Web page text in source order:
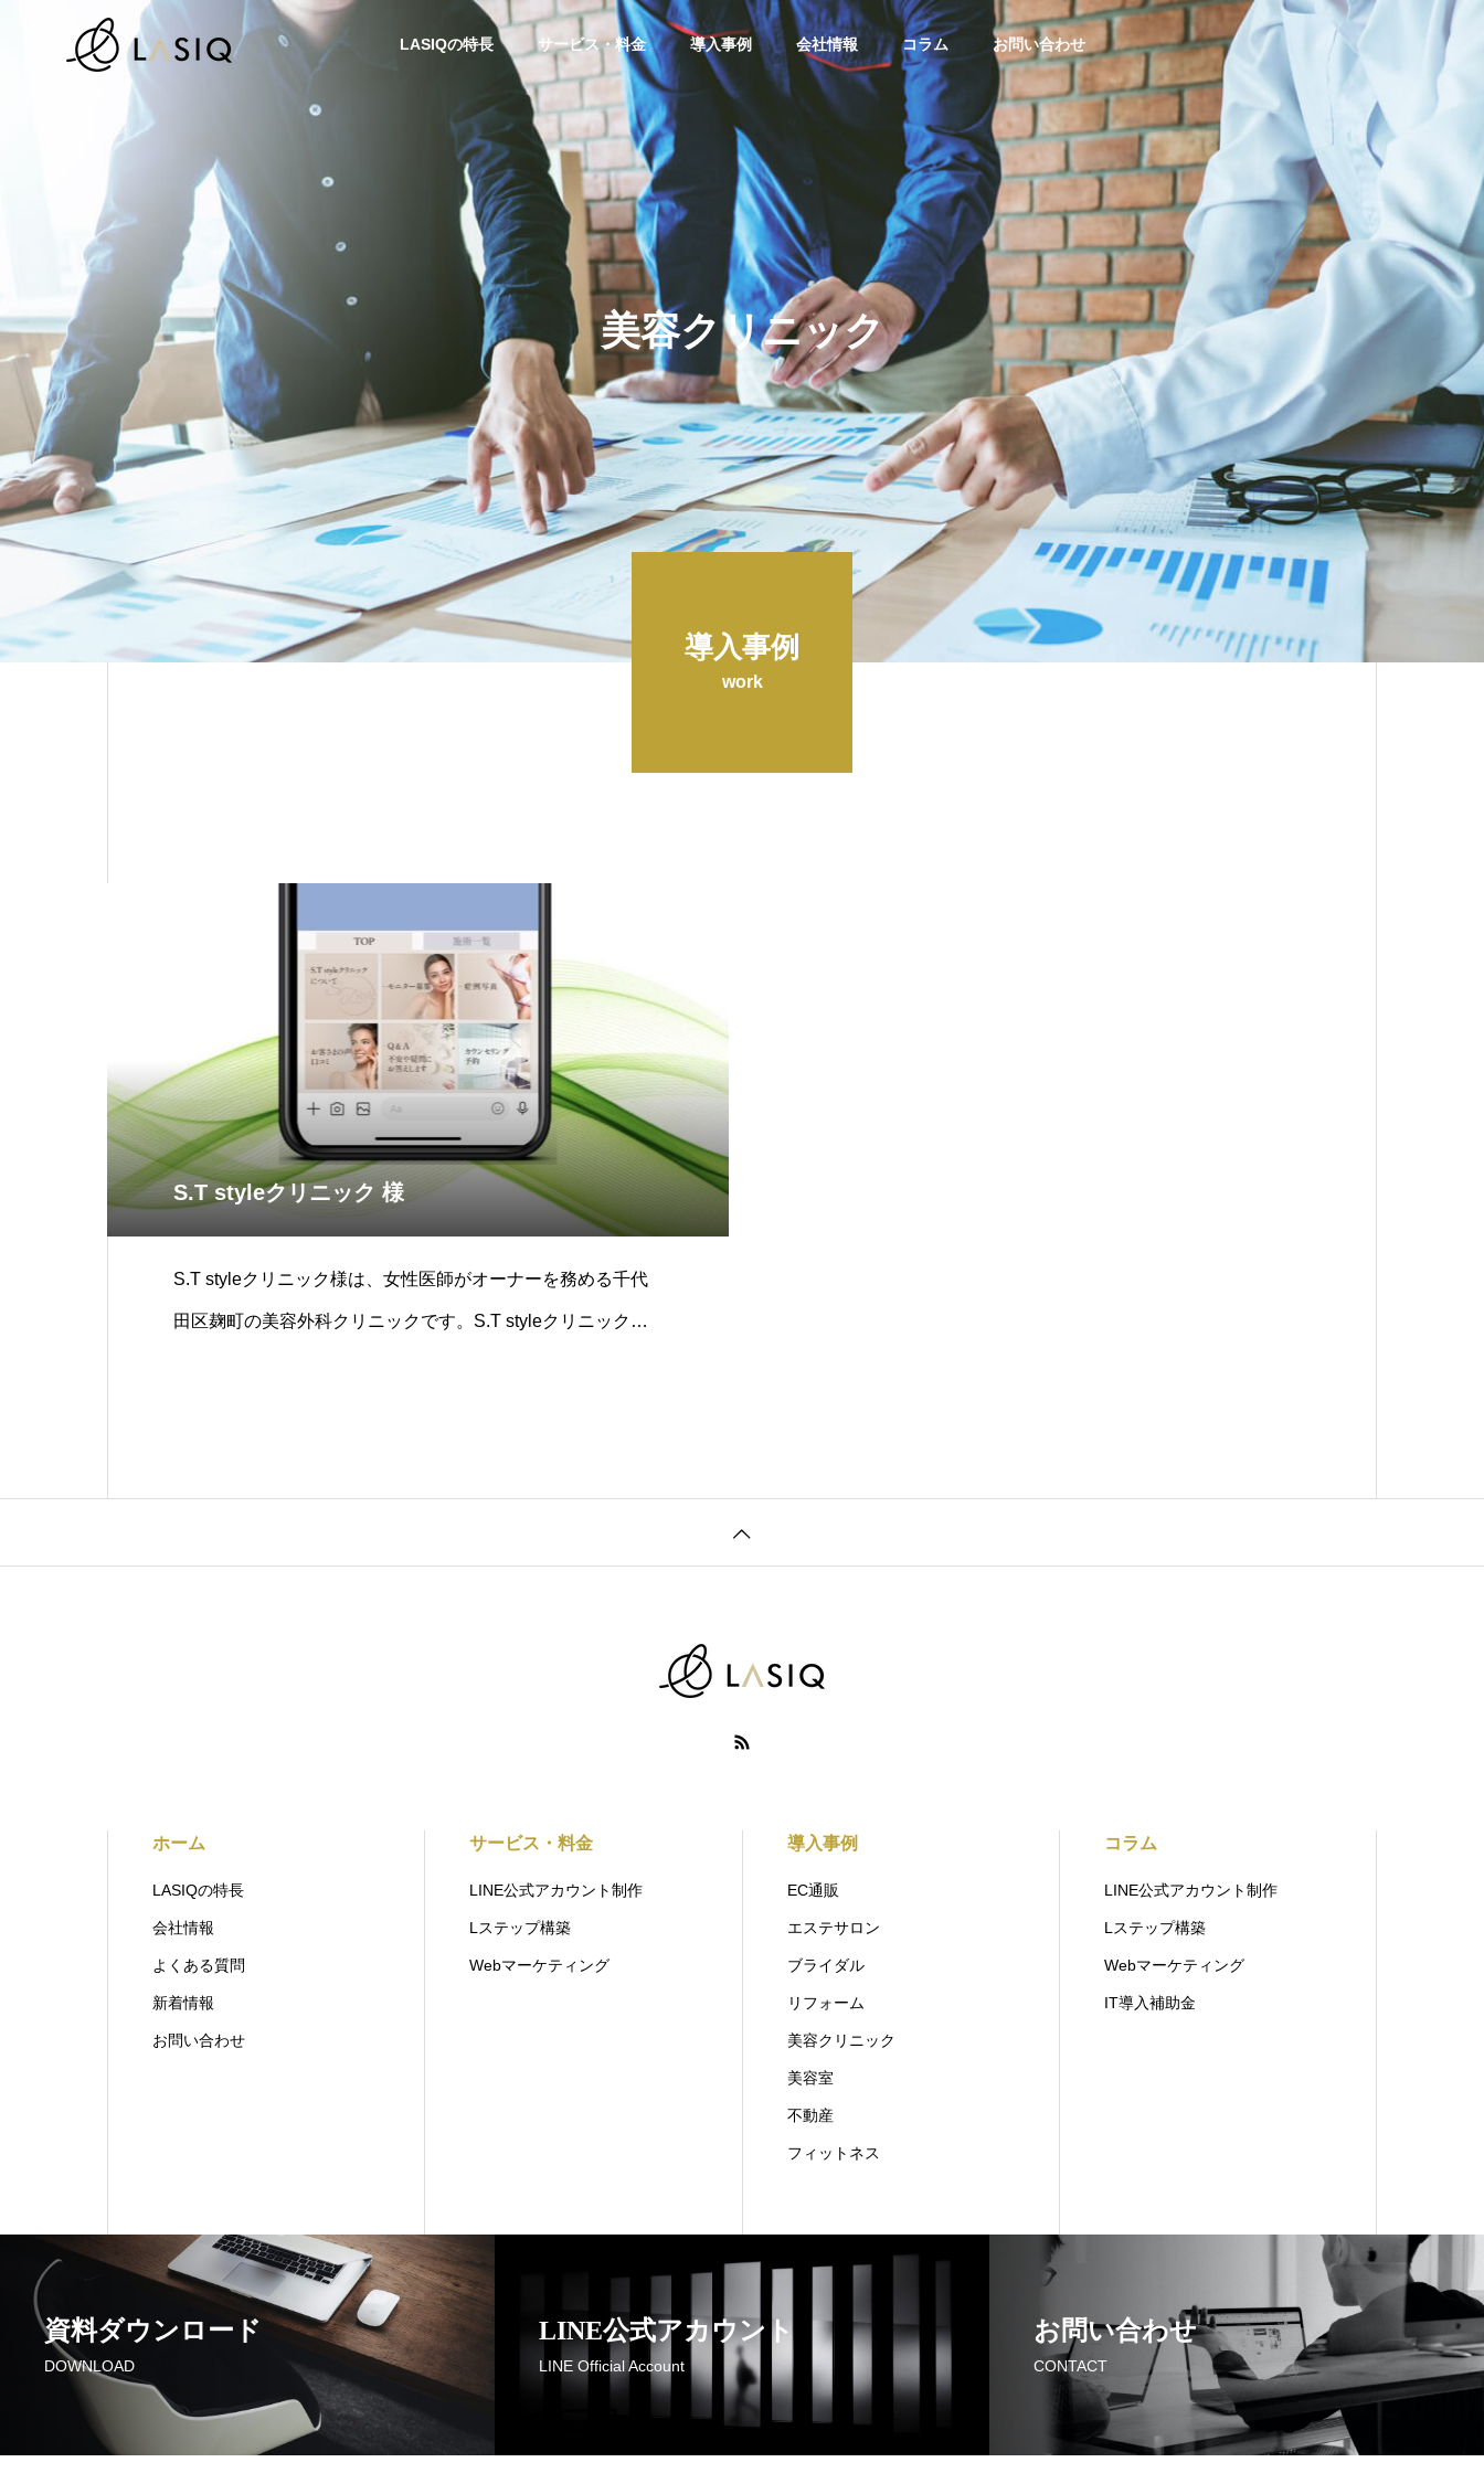
LASIQの特長 サービス・料金 導入事例 会社情報 コラム お問い合わせ
サービス
SERVICE
LINE公式アカウント制作
LINE OFFICIAL ACCOUNT
Lステップ構築
LSTEP
Webマーケティング
WEB MARKETING
会社情報
COMPANY
HISTORY
これまでの歩み
OUTLINE
会社概要
ACCESS
アクセス
情報メディア
助金
？
【現役コンサル監修】エステ
サロン集客＆リピート率UPは
『LINEのLステップ』が最
Lステップ構築
継続的なリピート率アップを
狙う！美容室×Lステップの集
客効果とコツ
IT導入補助金予測！2023年分
はいつから？申請枠はどうな
る？
LINE公式アカウント制作
Lステップ・LINE公式アカウ
ントはIT導入補助金の対象！2
023年はどうなる？申請方法・
注意点を解説
ECサイト制
の対象！2023
申請方法・注
美容クリニック
導入事例
work
S.T styleクリニック 様
S.T styleクリニック様は、女性医師がオーナーを務める千代
田区麹町の美容外科クリニックです。S.T styleクリニック様
ホーム
LASIQの特長
会社情報
よくある質問
新着情報
お問い合わせ
サービス・料金
LINE公式アカウント制作
Lステップ構築
Webマーケティング
導入事例
EC通販
エステサロン
ブライダル
リフォーム
美容クリニック
美容室
不動産
フィットネス
コラム
LINE公式アカウント制作
Lステップ構築
Webマーケティング
IT導入補助金
資料ダウンロード
DOWNLOAD
LINE公式アカウント
LINE Official Account
お問い合わせ
CONTACT